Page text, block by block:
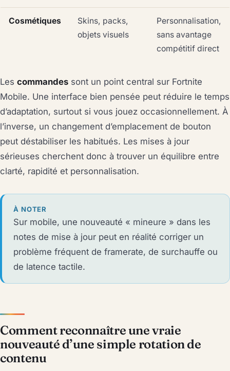
Cosmétiques
Skins, packs,
objets visuels
Personnalisation,
sans avantage
compétitif direct
Les commandes sont un point central sur Fortnite
Mobile. Une interface bien pensée peut réduire le temps
d’adaptation, surtout si vous jouez occasionnellement. À
l’inverse, un changement d’emplacement de bouton
peut déstabiliser les habitués. Les mises à jour
sérieuses cherchent donc à trouver un équilibre entre
clarté, rapidité et personnalisation.
À NOTER
Sur mobile, une nouveauté « mineure » dans les
notes de mise à jour peut en réalité corriger un
problème fréquent de framerate, de surchauffe ou
de latence tactile.
Comment reconnaître une vraie
nouveauté d’une simple rotation de
contenu